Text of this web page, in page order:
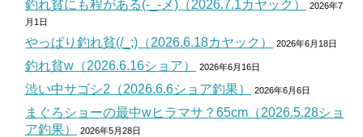
釣れ貧にも程がある(-_-メ)（2026.7.1カヤック）
2026年7
月1日
やっぱり釣れ貧(/_;)（2026.6.18カヤック） 2026年6月18日
釣れ貧w（2026.6.16ショア） 2026年6月16日
渋い中サゴシ2（2026.6.6ショア釣果） 2026年6月6日
まぐろショーの最中wヒラマサ？65cm（2026.5.28ショ
ア釣果）
2026年5月28日